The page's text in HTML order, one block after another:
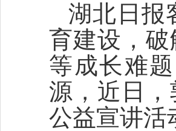
湖北日报
育建设，
等成长难
源，近日
公益宣讲活